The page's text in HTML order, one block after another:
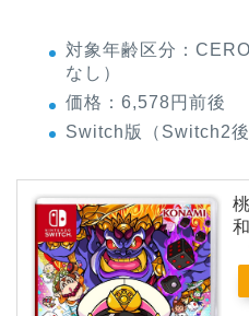
対象年齢区分：
なし）
価格：6,578円前後
Switch版（Switch2後